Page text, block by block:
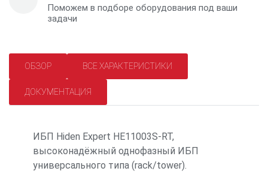
Поможем в подборе оборудования под ваши
задачи
ОБЗОР ВСЕ ХАРАКТЕРИСТИКИ
ДОКУМЕНТАЦИЯ
ИБП Hiden Expert HE11003S-RT,
высоконадёжный однофазный ИБП
универсального типа (rack/tower).